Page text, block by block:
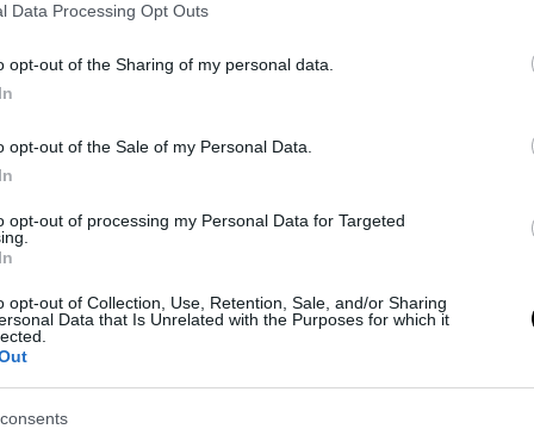
Data Processing Opt Outs
opt-out of the Sharing of my personal data.
opt-out of the Sale of my Personal Data.
opt-out of processing my Personal Data for Targeted
opt-out of Collection, Use, Retention, Sale, and/or Sharing
Data that Is Unrelated with the Purposes for which it
γλυκό μπισκότο ισοδύναμο σε θερμίδες.
αντιπροσώπευε το 10% της συνολικής
πρόσληψης, πράγμα που σήμαινε ότι η
διέφερε για ορισμένα άτομα.
επίσης πιθανά οφέλη από την
για την απώλεια βάρους, τα οποία θα
να βοηθήσουν στον έλεγχο του σακχάρου στο
Συμπτώματα
αγνοούν το γεγονός ότι μπορεί να έχουν
τα συμπτώματά του δεν γίνονται πάντα